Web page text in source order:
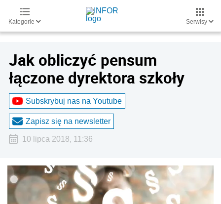
Kategorie Serwisy
Jak obliczyć pensum
łączone dyrektora szkoły
Subskrybuj nas na Youtube
Zapisz się na newsletter
10 lipca 2018, 11:36